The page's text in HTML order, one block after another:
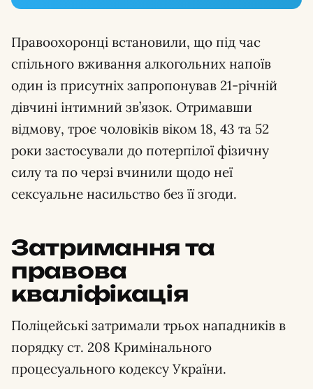
Правоохоронці встановили, що під час
спільного вживання алкогольних напоїв
один із присутніх запропонував 21-річній
дівчині інтимний зв’язок. Отримавши
відмову, троє чоловіків віком 18, 43 та 52
роки застосували до потерпілої фізичну
силу та по черзі вчинили щодо неї
сексуальне насильство без її згоди.
Затримання та
правова
кваліфікація
Поліцейські затримали трьох нападників в
порядку ст. 208 Кримінального
процесуального кодексу України.